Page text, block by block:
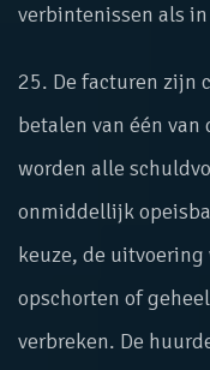
verbintenissen als
25. De facturen zijn
betalen van één van
worden alle
onmiddellijk
keuze, de
opschorten of
verbreken. De